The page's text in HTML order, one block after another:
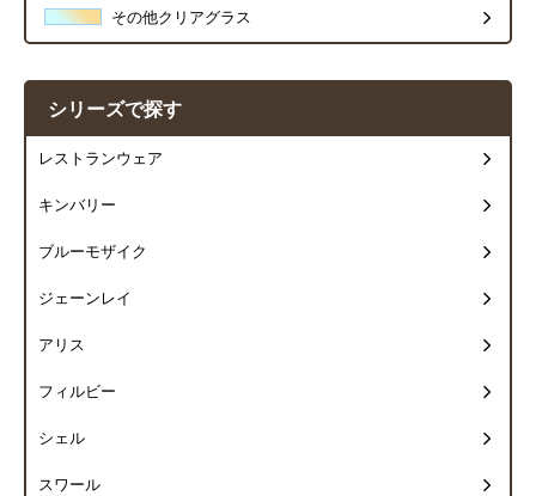
その他クリアグラス
シリーズで探す
レストランウェア
キンバリー
ブルーモザイク
ジェーンレイ
アリス
フィルビー
シェル
スワール